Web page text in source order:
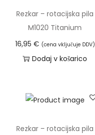
Rezkar – rotacijska pila
M1020 Titanium
16,95 € (cena vključuje DDV)
Dodaj v košarico
Rezkar – rotacijska pila